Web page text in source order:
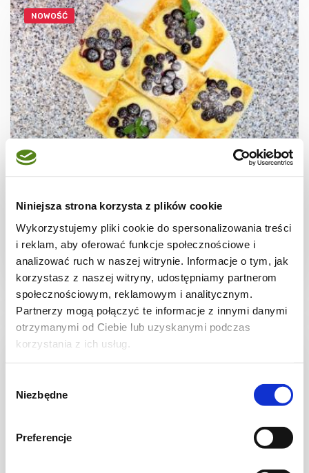
Niniejsza strona korzysta z plików cookie
Wykorzystujemy pliki cookie do spersonalizowania treści
i reklam, aby oferować funkcje społecznościowe i
analizować ruch w naszej witrynie. Informacje o tym, jak
korzystasz z naszej witryny, udostępniamy partnerom
społecznościowym, reklamowym i analitycznym.
Partnerzy mogą połączyć te informacje z innymi danymi
otrzymanymi od Ciebie lub uzyskanymi podczas
korzystania z ich usług.
zgody
Niezbędne
Preferencje
NOWOŚĆ
30 min. 1531 kcal 8